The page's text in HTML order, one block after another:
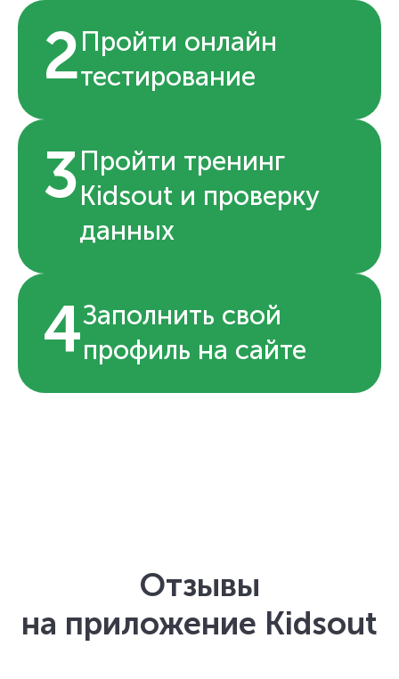
2Пройти онлайн
тестирование
3Пройти тренинг
Kidsout и проверку
данных
4Заполнить свой
профиль на сайте
Отзывы
на приложение Kidsout